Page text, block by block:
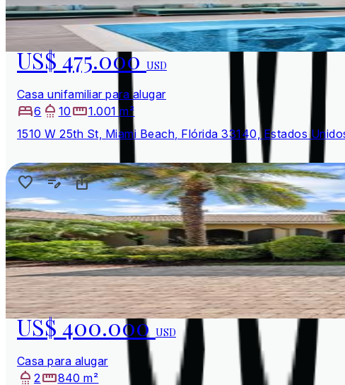
US$ 475.000USD
Casa unifamiliar para alugar
6
10
1.001 m²
1510 W 25th St, Miami Beach, Flórida 33140, Estados
US$ 400.000USD
Casa para alugar
2
840 m²